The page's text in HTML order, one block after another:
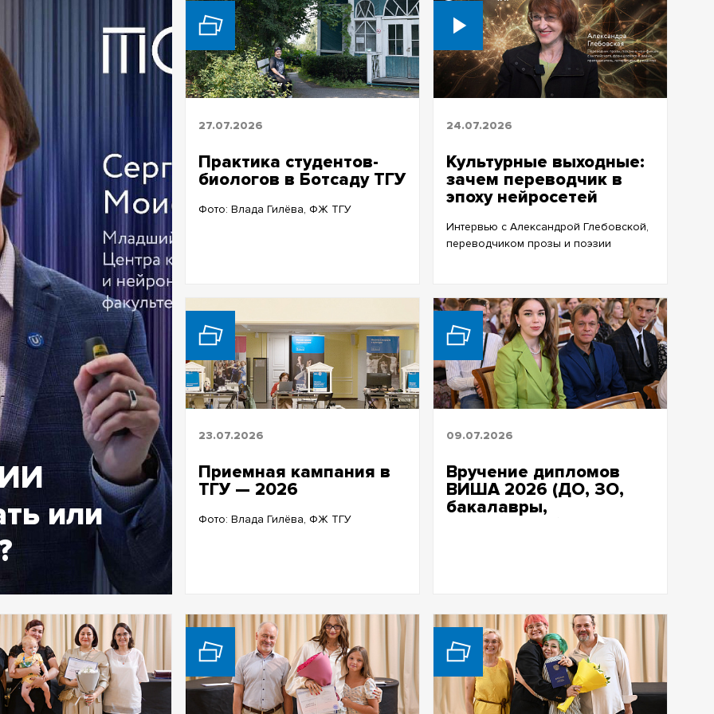
или
и нейронаук ТГУ
27.07.2026
Практика студентов-
биологов в Ботсаду ТГУ
Фото: Влада Гилёва, ФЖ ТГУ
24.07.2026
Культурные выходные:
зачем переводчик в
эпоху нейросетей
Интервью с Александрой Глебовской,
переводчиком прозы и поэзии
23.07.2026
Приемная кампания в
ТГУ — 2026
Фото: Влада Гилёва, ФЖ ТГУ
09.07.2026
Вручение дипломов
ВИША 2026 (ДО, ЗО,
бакалавры,